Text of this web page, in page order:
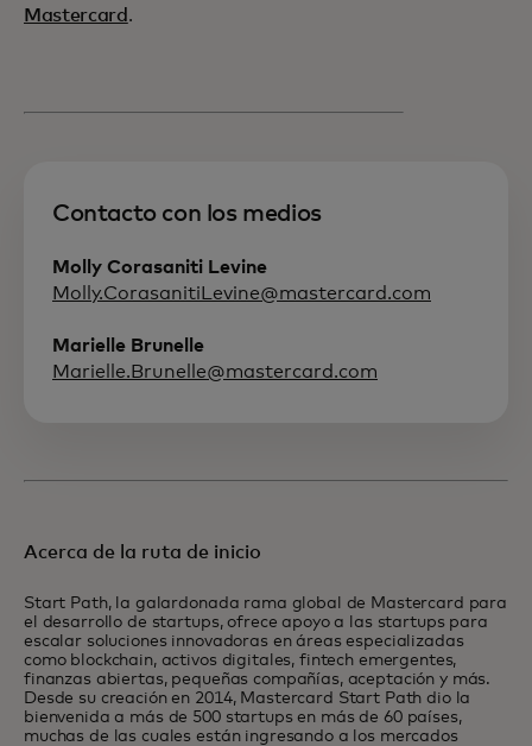
Mastercard .
Contacto con los medios
Molly Corasaniti Levine
Molly.CorasanitiLevine@mastercard.com
Marielle Brunelle
Marielle.Brunelle@mastercard.com
Acerca de la ruta de inicio
Start Path, la galardonada rama global de Mastercard para
el desarrollo de startups, ofrece apoyo a las startups para
escalar soluciones innovadoras en áreas especializadas
como blockchain, activos digitales, fintech emergentes,
finanzas abiertas, pequeñas compañías, aceptación y más.
Desde su creación en 2014, Mastercard Start Path dio la
bienvenida a más de 500 startups en más de 60 países,
muchas de las cuales están ingresando a los mercados